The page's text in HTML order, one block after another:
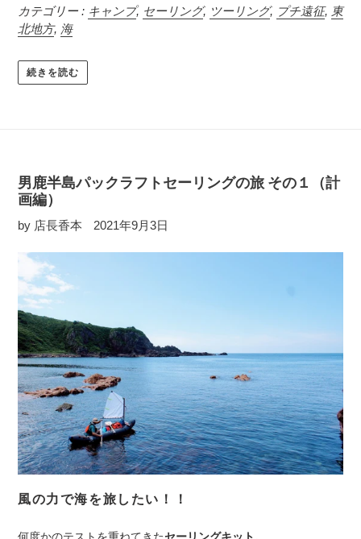
カテゴリー : キャンプ, セーリング, ツーリング, プチ遠征, 東
北地方, 海
続きを読む
男鹿半島パックラフトセーリングの旅 その１（計
画編）
by 店長香本 2021年9月3日
風の力で海を旅したい！！